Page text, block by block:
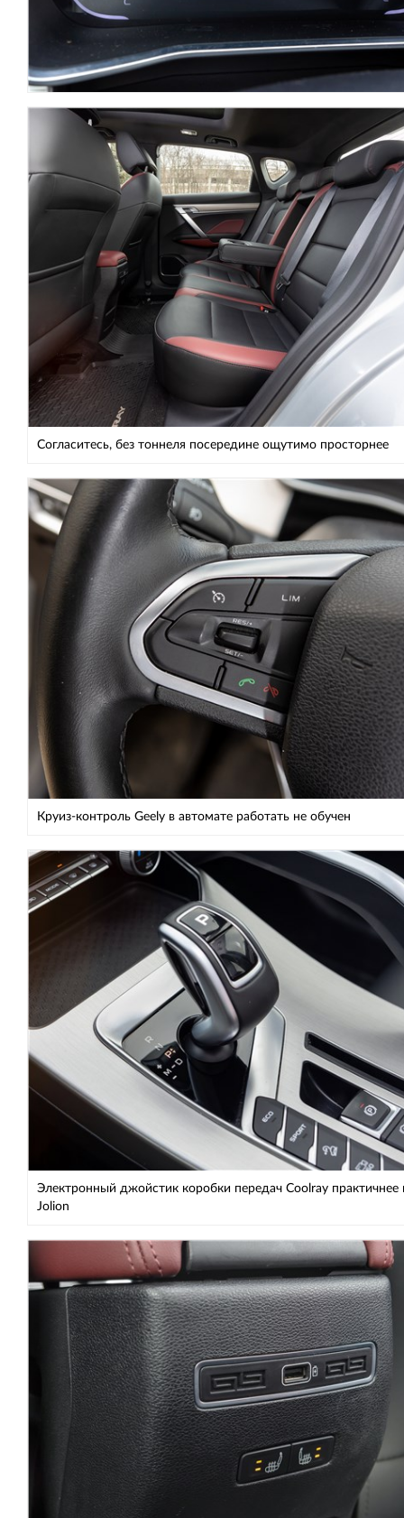
Согласитесь, без тоннеля посередине ощутимо просторнее
Круиз-контроль Geely в автомате работать не обучен
Электронный джойстик коробки передач Coolray
Jolion